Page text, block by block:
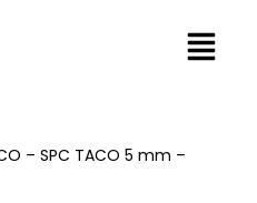
Menu
– SPC TACO 5 mm –